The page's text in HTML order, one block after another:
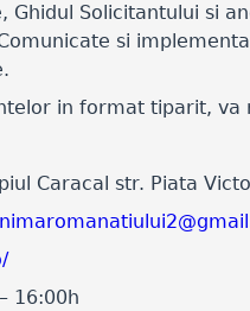
Solicitantului si
si
in format tiparit, va
Caracal str. Piata
16:00h